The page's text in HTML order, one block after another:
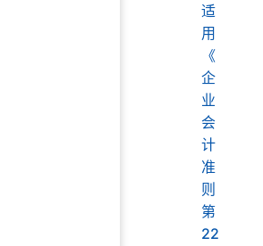
适
用
《
企
业
会
计
准
则
第
22